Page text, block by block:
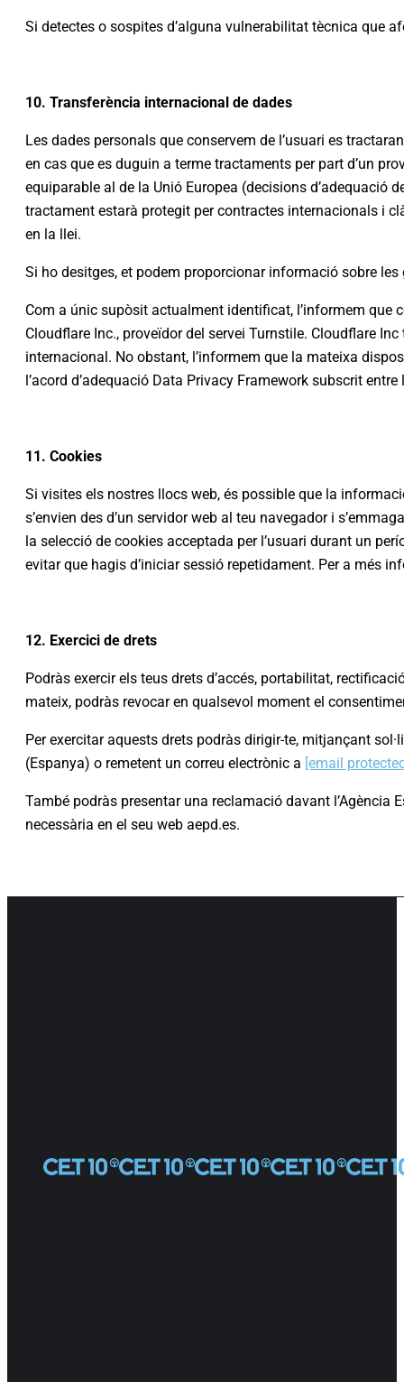
Si detectes o sospites d’alguna vulnerabilitat tècnica que
10. Transferència internacional de dades
Les dades personals que conservem de l’usuari es
en cas que es duguin a terme tractaments per part d’un
equiparable al de la Unió Europea (decisions d’adequació
tractament estarà protegit per contractes internacionals i
en la llei.
Si ho desitges, et podem proporcionar informació sobre les
Com a únic supòsit actualment identificat, l’informem que
Cloudflare Inc., proveïdor del servei Turnstile. Cloudflare
internacional. No obstant, l’informem que la mateixa
l’acord d’adequació Data Privacy Framework subscrit
11. Cookies
Si visites els nostres llocs web, és possible que la
s’envien des d’un servidor web al teu navegador i
la selecció de cookies acceptada per l’usuari durant un
evitar que hagis d’iniciar sessió repetidament. Per a més
12. Exercici de drets
Podràs exercir els teus drets d’accés, portabilitat,
mateix, podràs revocar en qualsevol moment el
Per exercitar aquests drets podràs dirigir-te, mitjançant
(Espanya) o remetent un correu electrònic a [email
També podràs presentar una reclamació davant
necessària en el seu web aepd.es.